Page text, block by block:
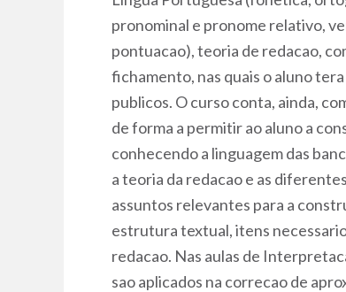
pronominal e pronome relativo,
pontuacao), teoria de redacao,
fichamento, nas quais o aluno
publicos. O curso conta, ainda,
de forma a permitir ao aluno a
conhecendo a linguagem das
a teoria da redacao e as
assuntos relevantes para a
estrutura textual, itens
redacao. Nas aulas de
sao aplicados na correcao de